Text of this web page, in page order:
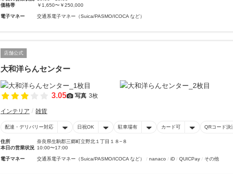
価格帯
￥1,650〜￥250,000
電子マネー 交通系電子マネー（Suica/PASMO/ICOCA など）
店舗公式
大和洋らんセンター
3.05 写真 3枚
インテリア 雑貨
配達・デリバリー対応 日祝OK 駐車場有 カード可 QRコード決
住所
奈良県生駒郡三郷町立野北１丁目１８−８
本日の営業状況 10:00〜17:00
電子マネー 交通系電子マネー（Suica/PASMO/ICOCA など） nanaco iD QUICPay その他